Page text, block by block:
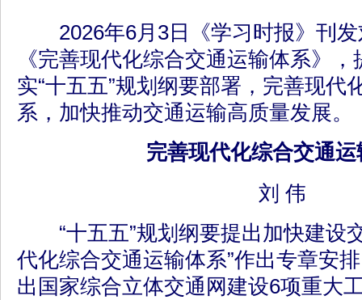
2026年6月3日《学习时报》刊发
《完善现代化综合交通运输体系》
实“十五五”规划纲要部署，完善现代
系，加快推动交通运输高质量发展。
完善现代化综合交通运
刘 伟
“十五五”规划纲要提出加快建设
代化综合交通运输体系”作出专章安
出国家综合立体交通网建设6项重大